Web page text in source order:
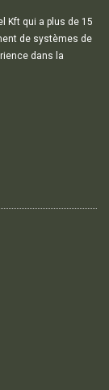
Kft qui a plus de 15
de systèmes de
dans la